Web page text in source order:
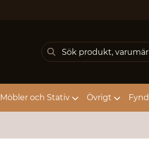
Möbler och Stativ Övrigt Fynd